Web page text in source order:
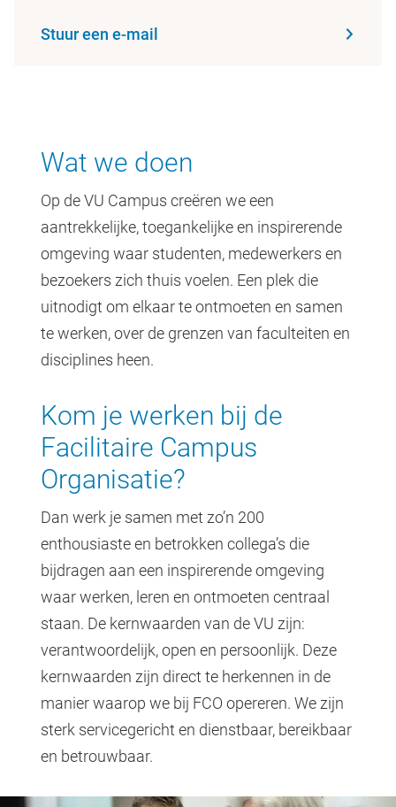
Stuur een e-mail
Wat we doen
Op de VU Campus creëren we een
aantrekkelijke, toegankelijke en inspirerende
omgeving waar studenten, medewerkers en
bezoekers zich thuis voelen. Een plek die
uitnodigt om elkaar te ontmoeten en samen
te werken, over de grenzen van faculteiten en
disciplines heen.
Kom je werken bij de
Facilitaire Campus
Organisatie?
Dan werk je samen met zo’n 200
enthousiaste en betrokken collega’s die
bijdragen aan een inspirerende omgeving
waar werken, leren en ontmoeten centraal
staan. De kernwaarden van de VU zijn:
verantwoordelijk, open en persoonlijk. Deze
kernwaarden zijn direct te herkennen in de
manier waarop we bij FCO opereren. We zijn
sterk servicegericht en dienstbaar, bereikbaar
en betrouwbaar.